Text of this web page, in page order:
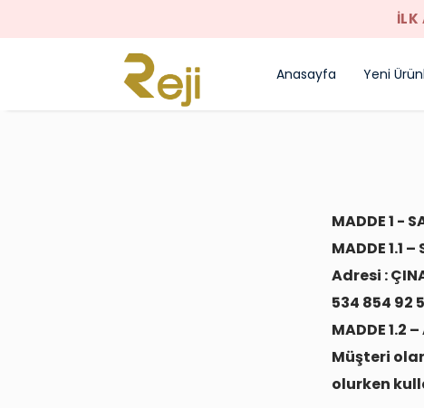
İLK
Anasayfa Yeni
MADDE 1 -
MADDE 1.1
Adresi :
534 854 92
MADDE 1.2
Müşteri
olurken